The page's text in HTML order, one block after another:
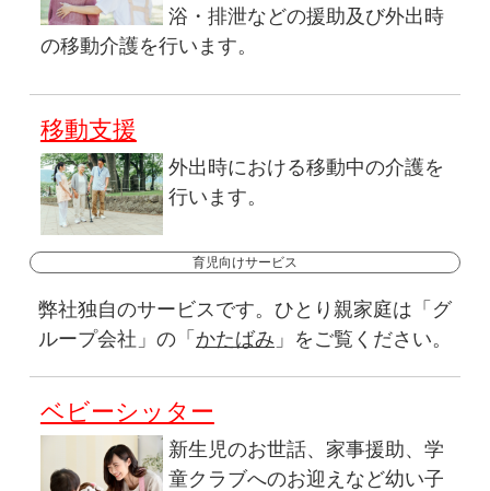
浴・排泄などの援助及び外出時
の移動介護を行います。
移動支援
外出時における移動中の介護を
行います。
育児向けサービス
弊社独自のサービスです。ひとり親家庭は「グ
ループ会社」の「 かたばみ 」をご覧ください。
ベビーシッター
新生児のお世話、家事援助、学
童クラブへのお迎えなど幼い子